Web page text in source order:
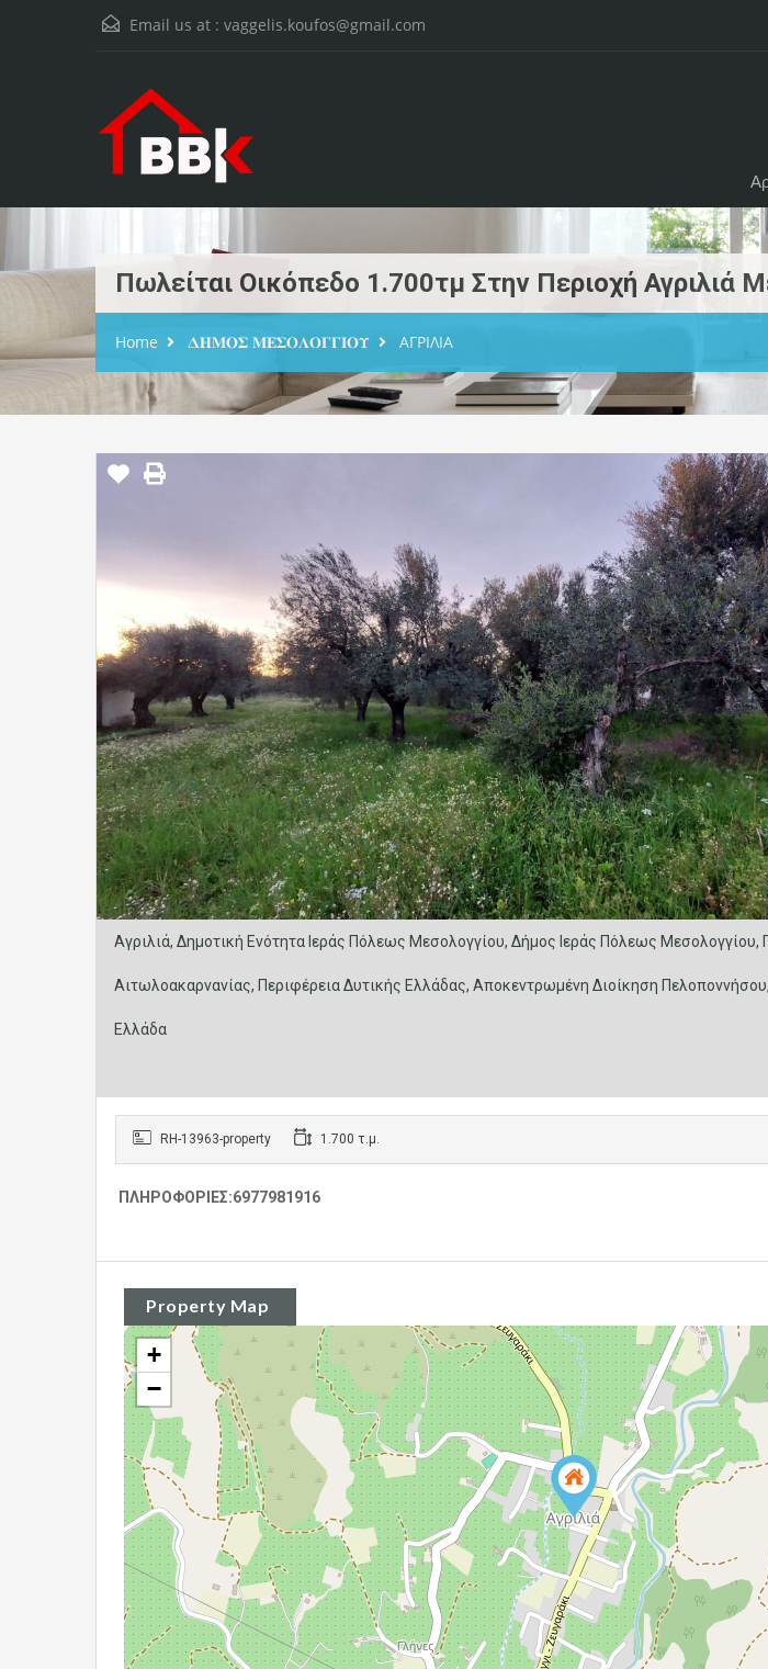
Email us at : vaggelis.koufos@gmail.com
Πωλείται Οικόπεδο 1.700τμ Στην Περιοχή Αγριλιά
Home 𝚫𝚮𝚳𝚶𝚺 𝚳𝚬𝚺𝚶𝚲𝚶𝚪𝚪𝚰𝚶𝚼 ΑΓΡΙΛΙΑ
Αγριλιά, Δημοτική Ενότητα Ιεράς Πόλεως Μεσολογγίου, Δήμος Ιεράς Πόλεως Μεσολογγίου,
Αιτωλοακαρνανίας, Περιφέρεια Δυτικής Ελλάδας, Αποκεντρωμένη Διοίκηση Πελοποννήσου,
Ελλάδα
RH-13963-property 1.700 τ.μ.
ΠΛΗΡΟΦΟΡΙΕΣ:6977981916
Property Map
+
−